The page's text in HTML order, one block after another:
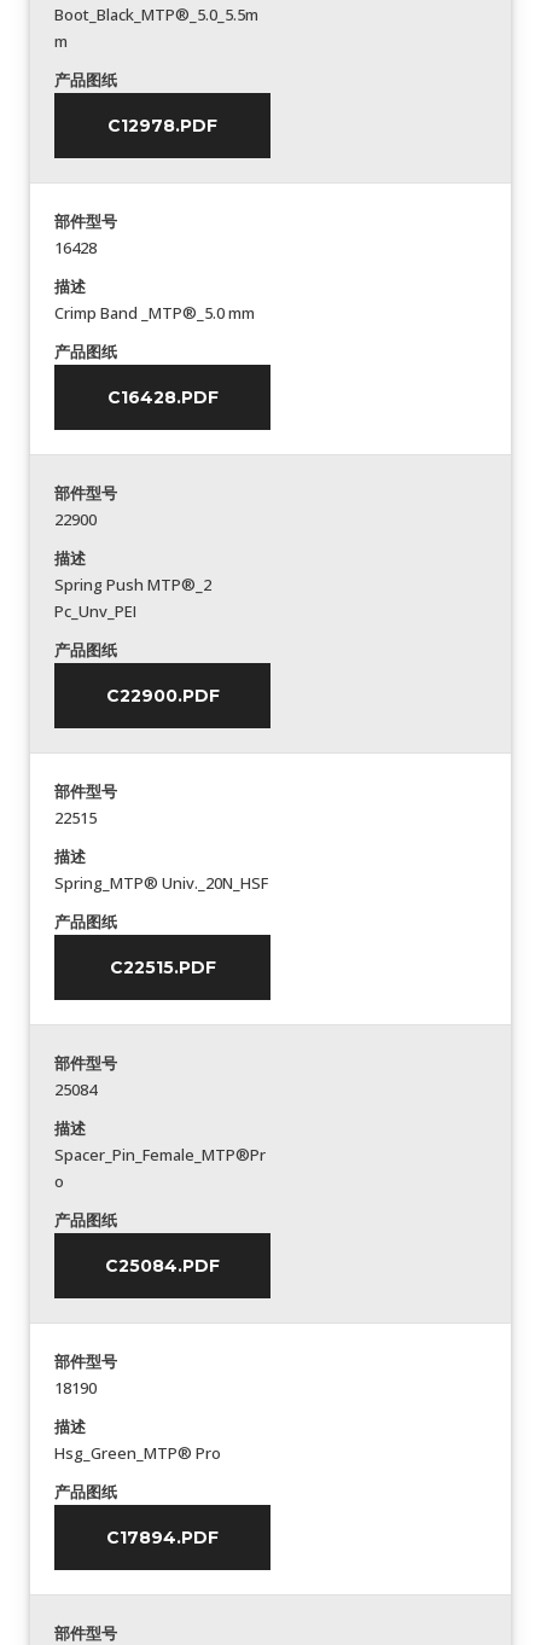
Boot_Black_MTP®_5.0_5.5m
m
产品图纸
C12978.PDF
部件型号
16428
描述
Crimp Band _MTP®_5.0 mm
产品图纸
C16428.PDF
部件型号
22900
描述
Spring Push MTP®_2
Pc_Unv_PEI
产品图纸
C22900.PDF
部件型号
22515
描述
Spring_MTP® Univ._20N_HSF
产品图纸
C22515.PDF
部件型号
25084
描述
Spacer_Pin_Female_MTP®Pr
o
产品图纸
C25084.PDF
部件型号
18190
描述
Hsg_Green_MTP® Pro
产品图纸
C17894.PDF
部件型号